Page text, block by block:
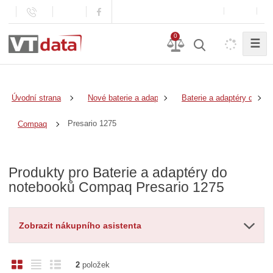
0
☰
Úvodní strana Nové baterie a adaptéry Baterie a adaptéry do
Compaq Presario 1275
Produkty pro Baterie a adaptéry do
notebooků Compaq Presario 1275
Zobrazit nákupního asistenta
O
Ř
2položek